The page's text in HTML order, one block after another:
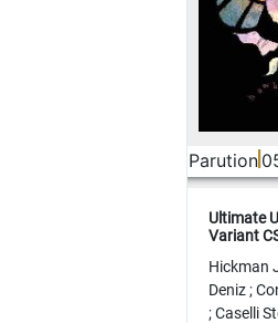
Parution
Ultimate
Variant
Hickman
Deniz;
;Caselli